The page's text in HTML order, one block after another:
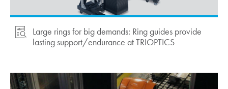
Large rings for big demands: Ring guides provide
lasting support/endurance at TRIOPTICS